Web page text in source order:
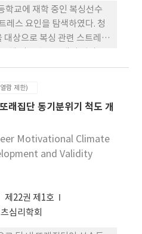
문항의 댄스스포츠 중독 검
확정된 댄스스포츠 중독요
-6문항, 심신건강-5문항,
교에 재학 중인 복싱선수
레스 요인을 탐색하였다. 청
대상으로 복싱 관련 스트레스
은 결론을 얻었다. 첫째, 선
료의 대부분은 훈련과 시합
려움, 운동에 따른 개인적
, 부정적인 대인관계, 기타의
다. 둘째, 선행연구와는 달리
세부 영역인 학업 관리 문제
우 낮았다. 이는 현행 학교운
움에 대한 반응(30.8%)이
는 종목 특성에 따라 스트레
을 의미한다. 따라서 후속 관
람 제한)
래집단 동기분위기 척도 개
Motivational Climate
and Validity
제22권 제1호
심리학회